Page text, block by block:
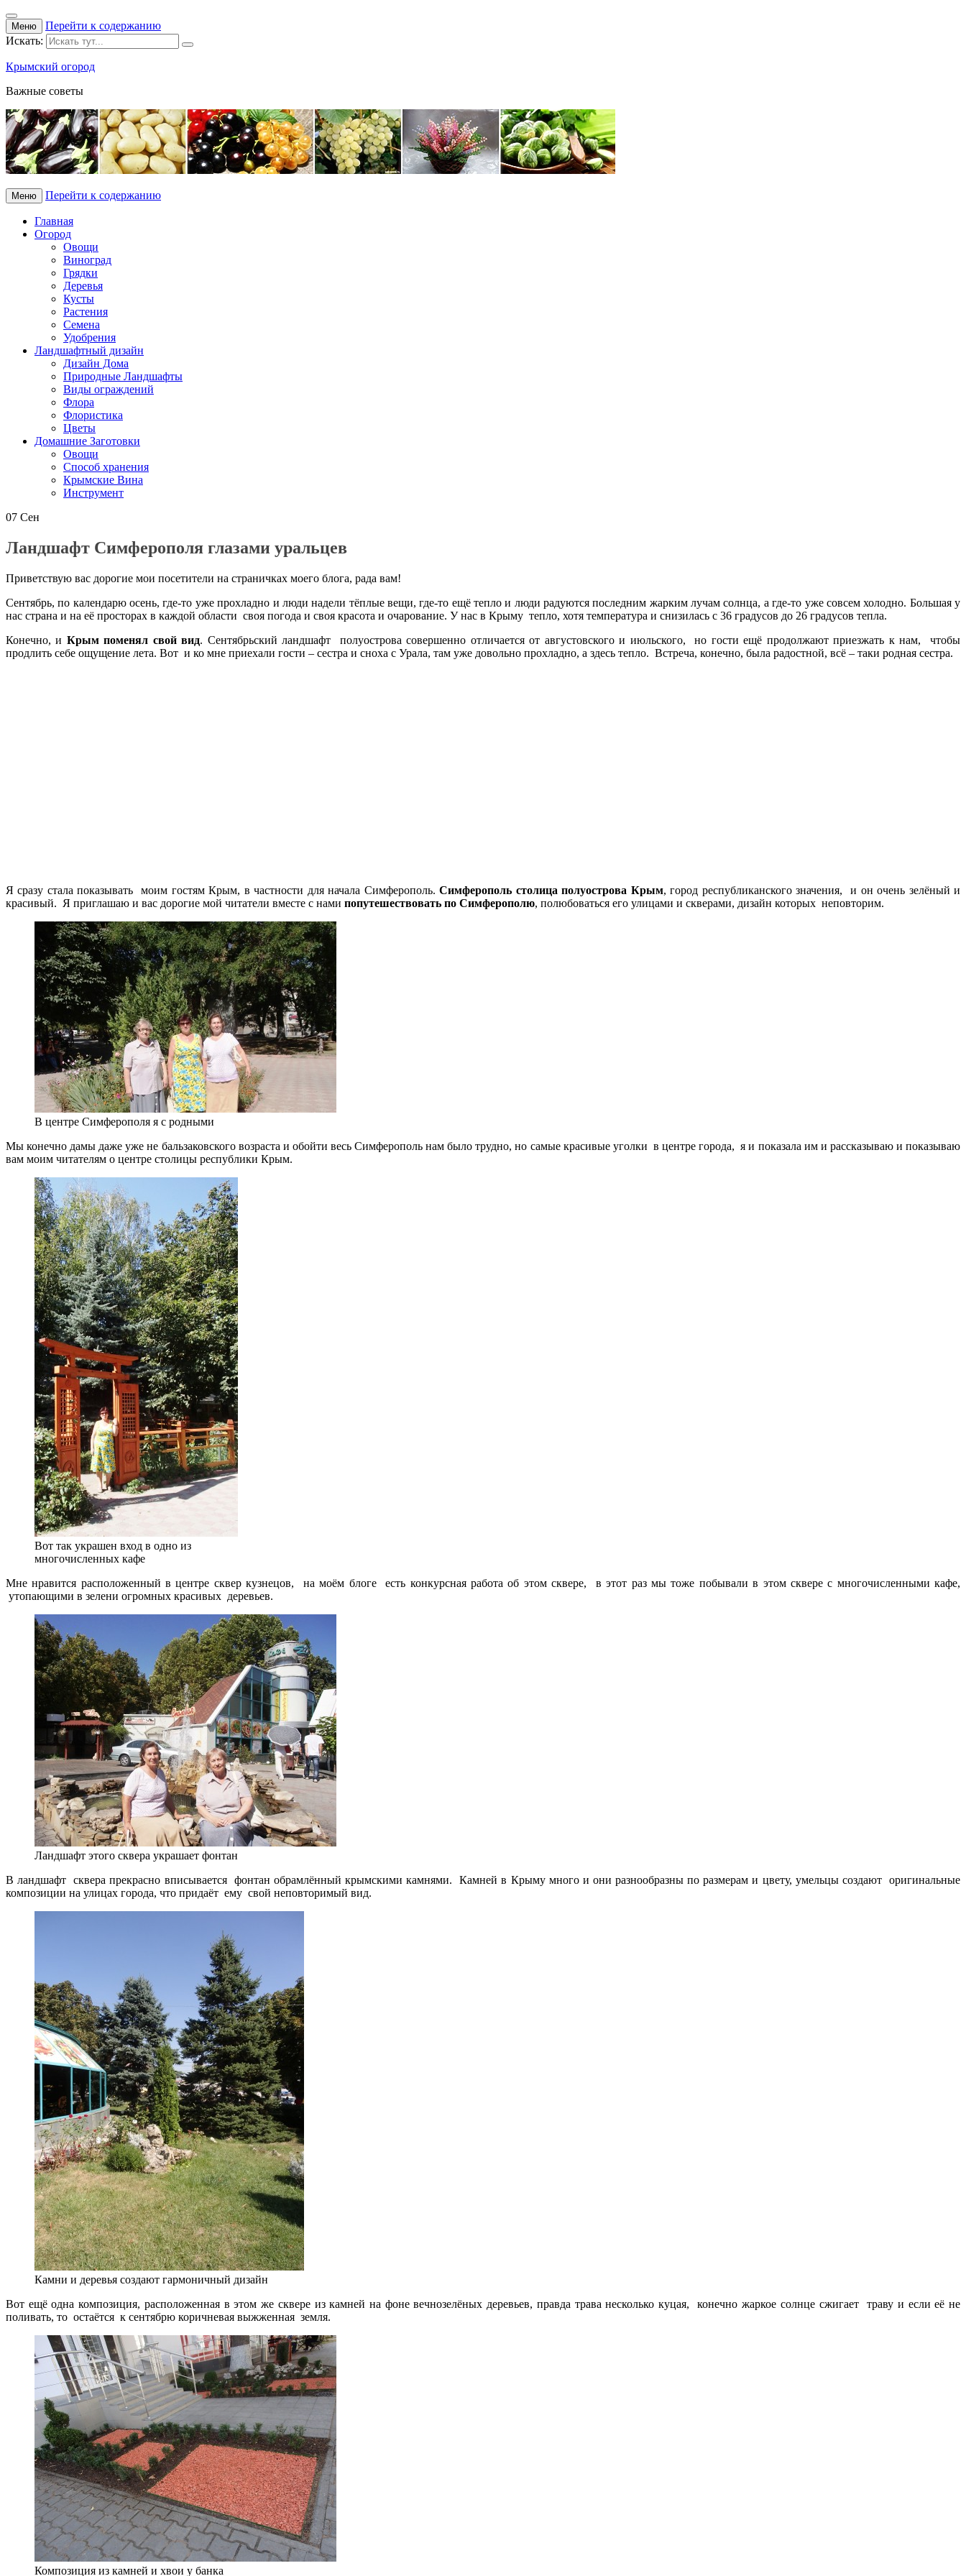
Меню
Перейти к содержанию
Искать:
Крымский огород
Важные советы
Меню Перейти к содержанию
Главная
Огород
Овощи
Виноград
Грядки
Деревья
Кусты
Растения
Семена
Удобрения
Ландшафтный дизайн
Дизайн Дома
Природные Ландшафты
Виды ограждений
Флора
Флористика
Цветы
Домашние Заготовки
Овощи
Способ хранения
Крымские Вина
Инструмент
07 Сен
Ландшафт Симферополя глазами уральцев
Приветствую вас дорогие мои посетители на страничках моего блога, рада вам!
Сентябрь, по календарю осень, где-то уже прохладно и люди надели тёплые вещи, где-то ещё тепло и люди радуются последним жарким лучам солнца, а где-то уже совсем холодно. Большая у
нас страна и на её просторах в каждой области своя погода и своя красота и очарование. У нас в Крыму тепло, хотя температура и снизилась с 36 градусов до 26 градусов тепла.
Конечно, и Крым поменял свой вид. Сентябрьский ландшафт полуострова совершенно отличается от августовского и июльского, но гости ещё продолжают приезжать к нам, чтобы
продлить себе ощущение лета. Вот и ко мне приехали гости – сестра и сноха с Урала, там уже довольно прохладно, а здесь тепло. Встреча, конечно, была радостной, всё – таки родная сестра.
Я сразу стала показывать моим гостям Крым, в частности для начала Симферополь.Симферополь столица полуострова Крым, город республиканского значения, и он очень зелёный и
красивый. Я приглашаю и вас дорогие мой читатели вместе с нами попутешествовать по Симферополю, полюбоваться его улицами и скверами, дизайн которых неповторим.
В центре Симферополя я с родными
Мы конечно дамы даже уже не бальзаковского возраста и обойти весь Симферополь нам было трудно, но самые красивые уголки в центре города, я и показала им и рассказываю и показываю
вам моим читателям о центре столицы республики Крым.
Вот так украшен вход в одно из
многочисленных кафе
Мне нравится расположенный в центре сквер кузнецов, на моём блоге есть конкурсная работа об этом сквере, в этот раз мы тоже побывали в этом сквере с многочисленными кафе,
утопающими в зелени огромных красивых деревьев.
Ландшафт этого сквера украшает фонтан
В ландшафт сквера прекрасно вписывается фонтан обрамлённый крымскими камнями. Камней в Крыму много и они разнообразны по размерам и цвету, умельцы создают оригинальные
композиции на улицах города, что придаёт ему свой неповторимый вид.
Камни и деревья создают гармоничный дизайн
Вот ещё одна композиция, расположенная в этом же сквере из камней на фоне вечнозелёных деревьев, правда трава несколько куцая, конечно жаркое солнце сжигает траву и если её не
поливать, то остаётся к сентябрю коричневая выжженная земля.
Композиция из камней и хвои у банка